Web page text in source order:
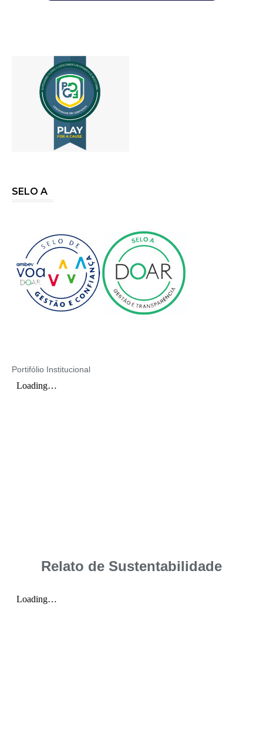
SELO A
Portifólio Institucional
Relato de Sustentabilidade